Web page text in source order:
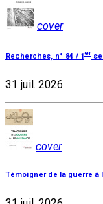
cover
Recherches, n° 84 / 1er
31 juil. 2026
cover
Témoigner de la guerre à